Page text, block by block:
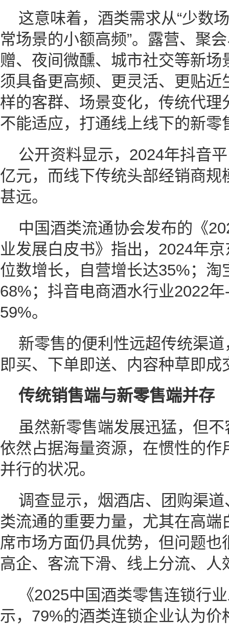
这意味着，酒类需求从“少数
常场景的小额高频”。露营、聚
赠、夜间微醺、城市社交等新
须具备更高频、更灵活、更贴
样的客群、场景变化，传统代
不能适应，打通线上线下的新零
公开资料显示，2024年抖音
亿元，而线下传统头部经销商
甚远。
中国酒类流通协会发布的《
业发展白皮书》指出，2024年
位数增长，自营增长达35%；
68%；抖音电商酒水行业2022
59%。
新零售的便利性远超传统渠
即买、下单即送、内容种草即成
传统销售端与新零售端并存
虽然新零售端发展迅猛，但
依然占据海量资源，在惯性的
并行的状况。
调查显示，烟酒店、团购渠
类流通的重要力量，尤其在高
席市场方面仍具优势，但问题
高企、客流下滑、线上分流、人
《2025中国酒类零售连锁行
示，79%的酒类连锁企业认为